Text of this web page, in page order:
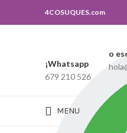
4COSUQUES.com
¡Whatsapp
679 210 526
o
MENU
Escribe lo que buscas, y si no lo